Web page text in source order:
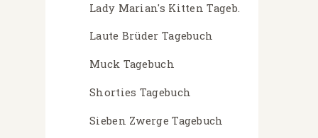
Lady Marian's Kitten Tageb.
Laute Brüder Tagebuch
Muck Tagebuch
Shorties Tagebuch
Sieben Zwerge Tagebuch